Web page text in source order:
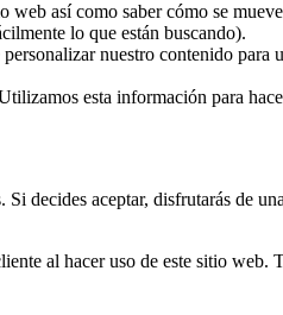
así como saber cómo se
lo que están buscando).
nuestro contenido para
esta información para
decides aceptar, disfrutarás de
al hacer uso de este sitio web.